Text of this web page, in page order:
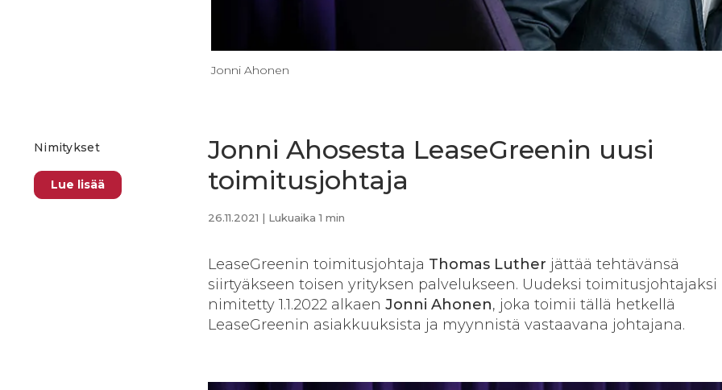
Jonni Ahonen
Nimitykset
Lue lisää
Jonni Ahosesta LeaseGreenin uusi
toimitusjohtaja
26.11.2021 | Lukuaika 1 min
LeaseGreenin toimitusjohtaja Thomas Luther jättää tehtävänsä
siirtyäkseen toisen yrityksen palvelukseen. Uudeksi toimitusjohtajaksi
nimitetty 1.1.2022 alkaen Jonni Ahonen, joka toimii tällä hetkellä
LeaseGreenin asiakkuuksista ja myynnistä vastaavana johtajana.